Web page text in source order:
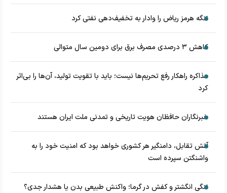
تنگه هرمز ریاض را وادار به تخفیف‌دهی نفتی کرد
کاهش ۳ درصدی مصرف برق برای دومین سال متوالی
مذاکره راهکار رفع تحریم‌ها نیست؛ باید با تقویت تولید، آن‌ها را بی‌اثر
کرد
خبرنگاران حافظان هویت تاریخی و تمدنی ملت ایران هستند
آتش تقابل، دامنگیر هر کشوری خواهد بود که امنیت خود را به
واشنگتن سپرده است
تنگی انگشتر و کفش در گرما؛ واکنش طبیعی بدن یا هشدار جدی؟